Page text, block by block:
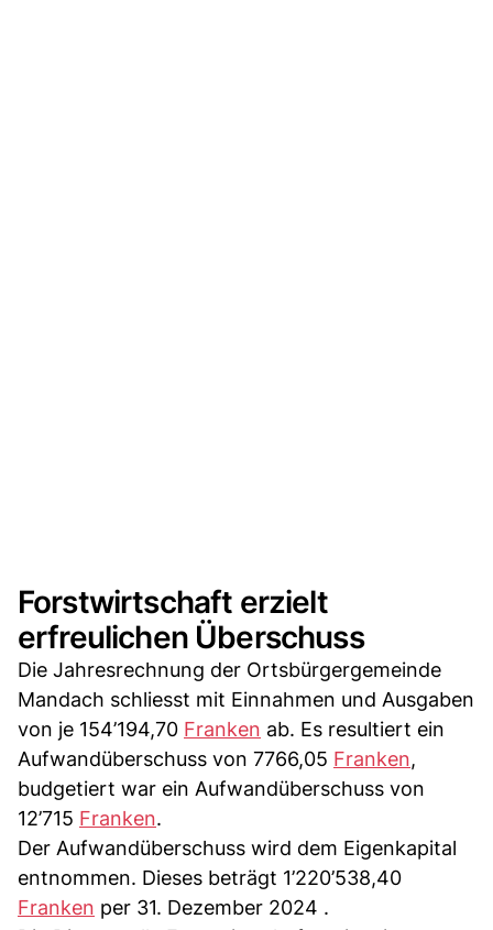
Forstwirtschaft erzielt
erfreulichen Überschuss
Die Jahresrechnung der Ortsbürgergemeinde
Mandach schliesst mit Einnahmen und Ausgaben
von je 154’194,70 Franken ab. Es resultiert ein
Aufwandüberschuss von 7766,05 Franken,
budgetiert war ein Aufwandüberschuss von
12’715 Franken.
Der Aufwandüberschuss wird dem Eigenkapital
entnommen. Dieses beträgt 1’220’538,40
Franken per 31. Dezember 2024 .